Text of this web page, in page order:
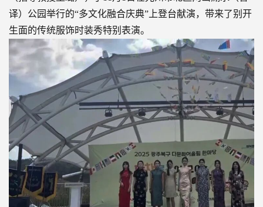
译）公园举行的“多文化融合庆典”上登台献演，带来了别开
生面的传统服饰时装秀特别表演。